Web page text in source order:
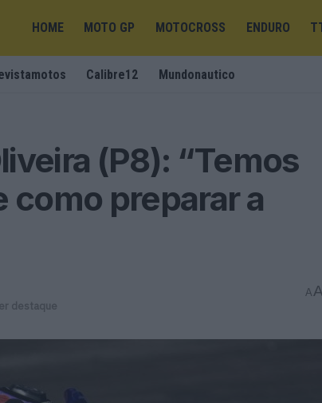
HOME MOTO GP MOTOCROSS ENDURO
Calibre12 Mundonautico
(P8): “Temos
como preparar a
destaque
AA